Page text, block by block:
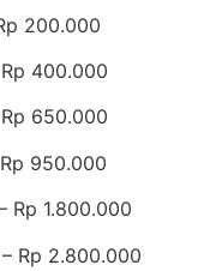
200.000
400.000
650.000
950.000
Rp 1.800.000
Rp 2.800.000